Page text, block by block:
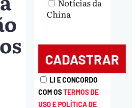
Notícias da
China
LI E CONCORDO
COM OSTERMOS DE
USO E POLÍTICA DE